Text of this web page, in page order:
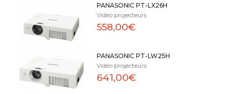
PANASONIC PT-LX26H
Vidéo projecteurs
558,00€
PANASONIC PT-LW25H
Vidéo projecteurs
641,00€